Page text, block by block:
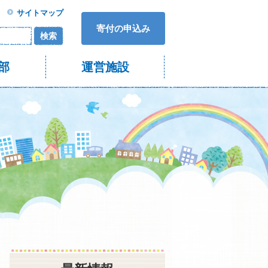
運営施設
寄付の申込み
サイトマップ
検索